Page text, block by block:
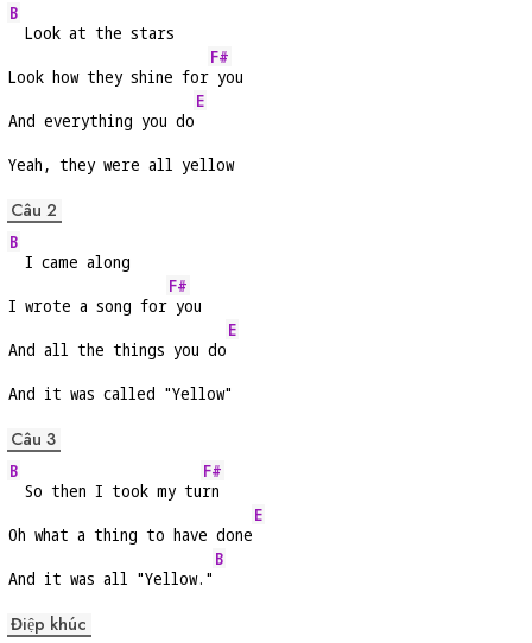
B
  Look at the stars
Look how they shine for
F#
you
And everything you do
E
Yeah, they were all yellow
Câu 2
B
  I came along
I wrote a song for
F#
you
And all the things you do
E
And it was called "Yellow"
Câu 3
B
  So then I took my tu
F#
rn
Oh what a thing to have done
E
And it was all "Yellow."
B
Điệp khúc